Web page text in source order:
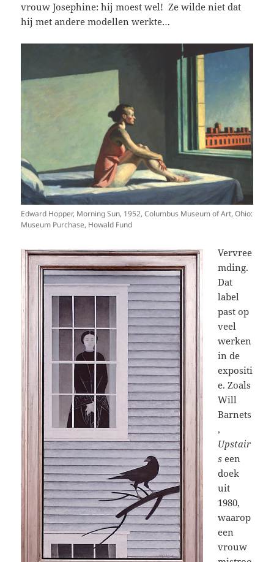
vrouw Josephine: hij moest wel! Ze wilde niet dat
hij met andere modellen werkte…
Edward Hopper, Morning Sun, 1952, Columbus Museum of Art, Ohio:
Museum Purchase, Howald Fund
Vervree
mding.
Dat
label
past op
veel
werken
in de
expositi
e. Zoals
Will
Barnets
,
Upstair
s een
doek
uit
1980,
waarop
een
vrouw